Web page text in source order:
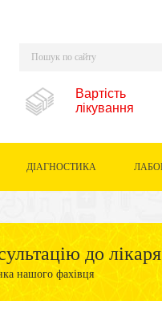
Вартість
лікування
ДІАГНОСТИКА
до лікаря
нашого фахівця